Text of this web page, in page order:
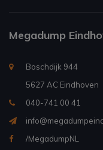
Megadump
Boschdijk 944
5627 AC Eindhoven
040-741 00 41
/MegadumpNL